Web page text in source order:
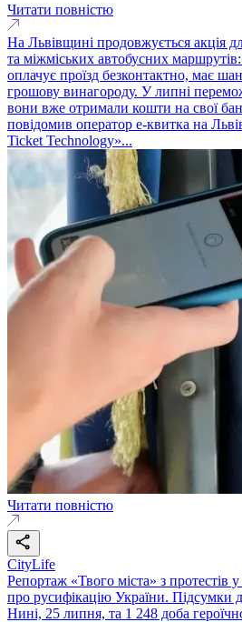
Читати повністю
На Львівщині продовжується акція
та міжміських автобусних
оплачує проїзд безконтактно, має
грошову винагороду. У липні
вони вже отримали кошти на свої
повідомив оператор е-квитка на
Ticket Technology»...
Читати повністю
CityLife
Репортаж «Твого міста» з протестів
про русифікацію України. Підсумки
Нині, 25 липня, та 1 248 доба